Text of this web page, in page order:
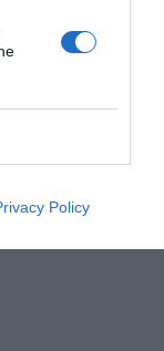
Policy
la economía